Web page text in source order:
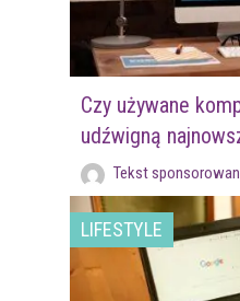
Czy używane
udźwigną
Tekst
LIFESTYLE